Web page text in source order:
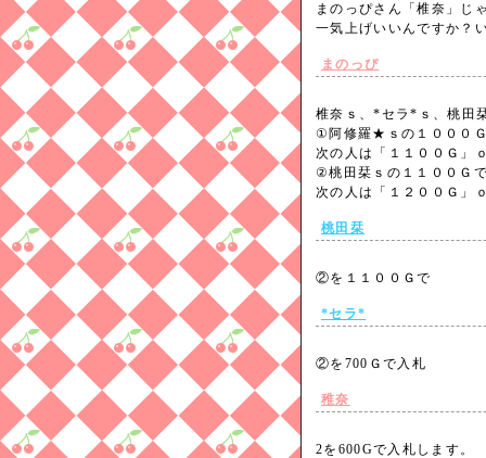
まのっぴさん「椎奈」じ
一気上げいいんですか
まのっぴ
椎奈ｓ、*セラ*ｓ、桃田
①阿修羅★ｓの１０００
次の人は「１１００Ｇ」
②桃田栞ｓの１１００Ｇ
次の人は「１２００Ｇ
桃田栞
②を１１００Ｇで
*セラ*
②を700Ｇで入札
稚奈
2を600Gで入札します